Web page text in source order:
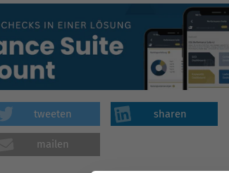
tweeten sharen
mailen